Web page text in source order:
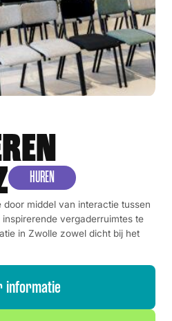
HUREN
middel van interactie tussen
vergaderruimtes te
in Zwolle zowel dicht bij het
informatie